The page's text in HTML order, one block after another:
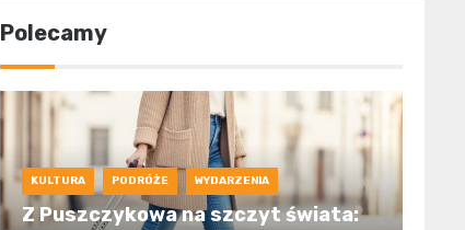
Polecamy
KULTURA PODRÓŻE WYDARZENIA
Z Puszczykowa na szczyt świata: